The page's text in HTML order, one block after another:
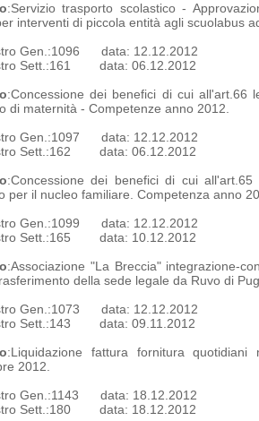
:Servizio trasporto scolastico -
interventi di piccola entità agli scuolabus
Gen.:1096 data: 12.12.2012
Sett.:161 data: 06.12.2012
:Concessione dei benefici di cui all'art.66
di maternità - Competenze anno 2012.
Gen.:1097 data: 12.12.2012
Sett.:162 data: 06.12.2012
:Concessione dei benefici di cui
per il nucleo familiare. Competenza anno
Gen.:1099 data: 12.12.2012
Sett.:165 data: 10.12.2012
:Associazione "La Breccia" integrazione-
della sede legale da Ruvo di
Gen.:1073 data: 12.12.2012
Sett.:143 data: 09.11.2012
:Liquidazione fattura fornitura
2012.
Gen.:1143 data: 18.12.2012
Sett.:180 data: 18.12.2012